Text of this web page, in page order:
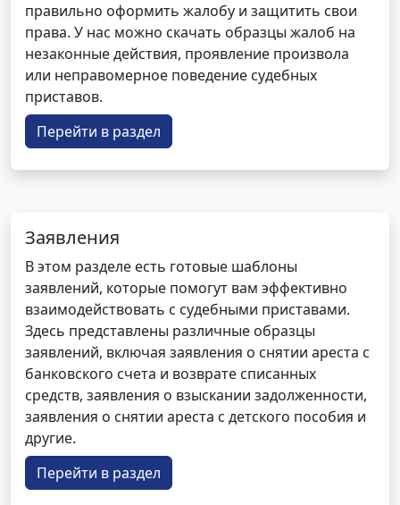
правильно оформить жалобу и защитить свои
права. У нас можно скачать образцы жалоб на
незаконные действия, проявление произвола
или неправомерное поведение судебных
приставов.
Перейти в раздел
Заявления
В этом разделе есть готовые шаблоны
заявлений, которые помогут вам эффективно
взаимодействовать с судебными приставами.
Здесь представлены различные образцы
заявлений, включая заявления о снятии ареста с
банковского счета и возврате списанных
средств, заявления о взыскании задолженности,
заявления о снятии ареста с детского пособия и
другие.
Перейти в раздел